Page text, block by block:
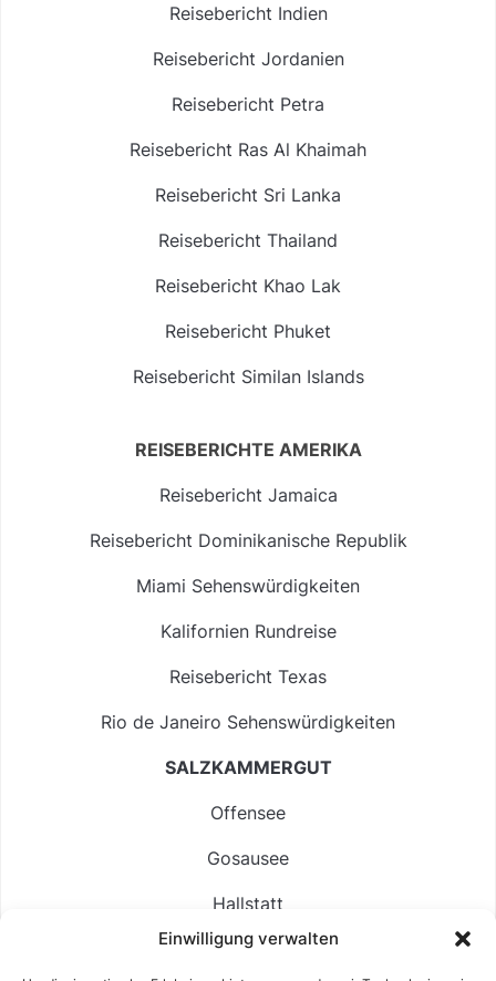
Einwilligung verwalten
Reisebericht Indien
Reisebericht Jordanien
Reisebericht Petra
Reisebericht Ras Al Khaimah
Reisebericht Sri Lanka
Reisebericht Thailand
Reisebericht Khao Lak
Reisebericht Phuket
Reisebericht Similan Islands
REISEBERICHTE AMERIKA
Reisebericht Jamaica
Reisebericht Dominikanische Republik
Miami Sehenswürdigkeiten
Kalifornien Rundreise
Reisebericht Texas
Rio de Janeiro Sehenswürdigkeiten
SALZKAMMERGUT
Offensee
Gosausee
Hallstatt
Langbathsee